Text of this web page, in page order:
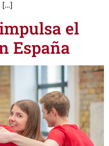
[…]
el
España